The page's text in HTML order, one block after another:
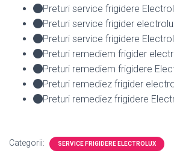
Preturi service frigidere
Preturi service frigider
Preturi service frigidere
Preturi remediem frigider
Preturi remediem frigidere
Preturi remediez frigider
Preturi remediez frigidere
Categorii: SERVICE FRIGIDERE ELECTROLUX